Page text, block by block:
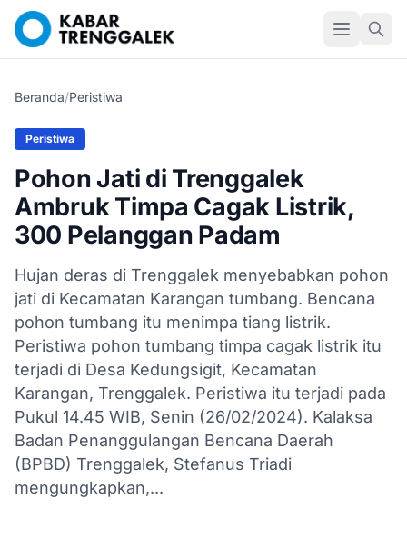
Beranda/Peristiwa
Peristiwa
Pohon Jati di Trenggalek
Ambruk Timpa Cagak Listrik,
300 Pelanggan Padam
Hujan deras di Trenggalek menyebabkan pohon
jati di Kecamatan Karangan tumbang. Bencana
pohon tumbang itu menimpa tiang listrik.
Peristiwa pohon tumbang timpa cagak listrik itu
terjadi di Desa Kedungsigit, Kecamatan
Karangan, Trenggalek. Peristiwa itu terjadi pada
Pukul 14.45 WIB, Senin (26/02/2024). Kalaksa
Badan Penanggulangan Bencana Daerah
(BPBD) Trenggalek, Stefanus Triadi
mengungkapkan,...